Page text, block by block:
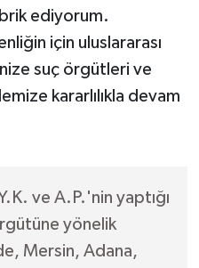
ediyorum.
için uluslararası
suç örgütleri ve
kararlılıkla devam
ve A.P.'nin yaptığı
yönelik
Mersin, Adana,